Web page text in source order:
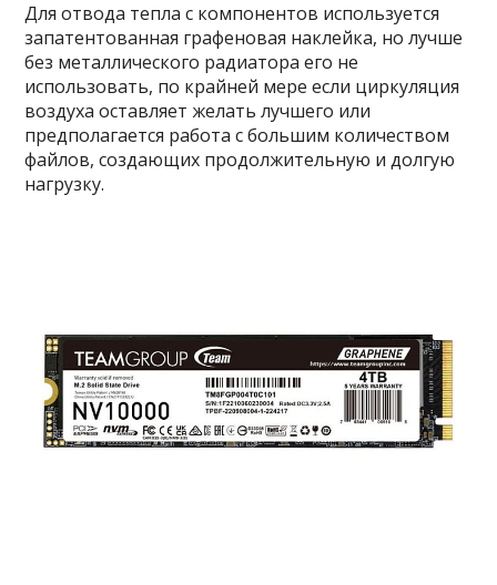
Для отвода тепла с компонентов используется
запатентованная графеновая наклейка, но лучше
без металлического радиатора его не
использовать, по крайней мере если циркуляция
воздуха оставляет желать лучшего или
предполагается работа с большим количеством
файлов, создающих продолжительную и долгую
нагрузку.